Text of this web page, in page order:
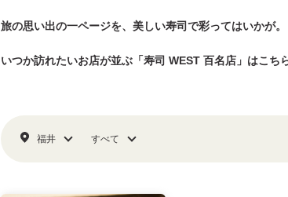
旅の思い出の一ページを、美しい寿司で彩ってはいかが。
いつか訪れたいお店が並ぶ「寿司 WEST 百名店」はこち
福井 すべて